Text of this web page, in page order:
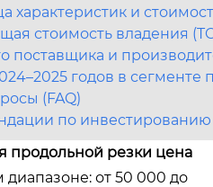
характеристик и
стоимость владения
поставщика и
годов в сегменте
(FAQ)
по инвестированию
продольной резки цена
от 50 000 до